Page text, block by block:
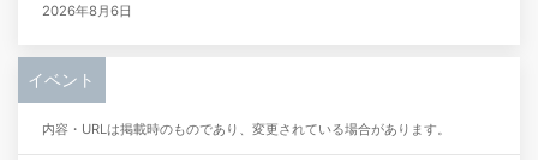
2026年8月6日
イベント
内容・URLは掲載時のものであり、変更されている場合があります。